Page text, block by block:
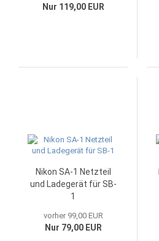
Nur 119,00 EUR
Nikon SA-1 Netzteil
und Ladegerät für SB-
1
vorher 99,00 EUR
Nur 79,00 EUR